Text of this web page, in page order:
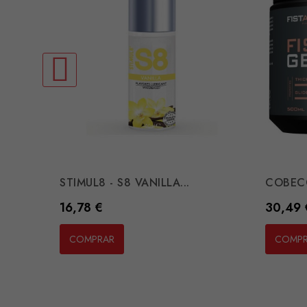
STIMUL8 - S8 VANILLA...
Preço
16,78 €
COMPRAR
Preço
30,49